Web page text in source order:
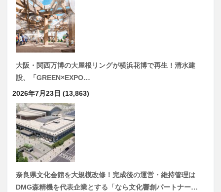
大阪・関西万博の大屋根リングが横浜花博で再生！清水建
設、「GREEN×EXPO…
2026年7月23日 (13,863)
奈良県文化会館を大規模改修！完成後の運営・維持管理は
DMG森精機を代表企業とする「なら文化響創パートナー…